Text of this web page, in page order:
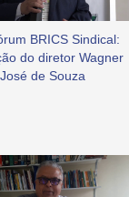
BRICS Sindical:
do diretor Wagner
José de Souza